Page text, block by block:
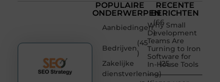
POPULAIRE
ONDERWERPEN
Aanbiedingen
(66
)
Bedrijven
(45
)
Zakelijke
dienstverlening
(25
)
RECENTE
BERICHTEN
Why Small
Development
Teams Are
Turning to Iron
Software for
In-House Tools